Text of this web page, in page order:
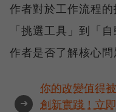
作者對於工作流程的
「挑選工具」到「
作者是否了解核心問
➜
你的改變值得
創新實踐！立